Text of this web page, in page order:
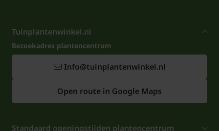
Tuinplantenwinkel.nl
Bezoekadres plantencentrum
Info@tuinplantenwinkel.nl
Open route in Google Maps
Standaard openingstijden plantencentrum